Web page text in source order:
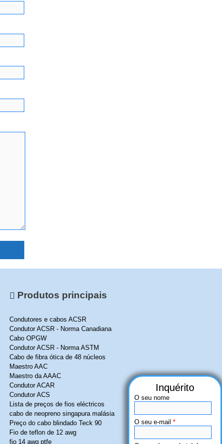
Produtos principais
Condutores e cabos ACSR
Condutor ACSR - Norma Canadiana
Cabo OPGW
Condutor ACSR - Norma ASTM
Cabo de fibra ótica de 48 núcleos
Maestro AAC
Maestro da AAAC
Condutor ACAR
Condutor ACS
Lista de preços de fios eléctricos
cabo de neopreno singapura malásia
Preço do cabo blindado Teck 90
Fio de teflon de 12 awg
fio 14 awg ptfe
O seu nome
O seu e-mail *